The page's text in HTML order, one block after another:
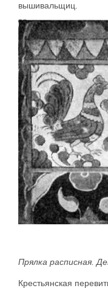
вышивальщиц.
Прялка расписная.
Крестьянская